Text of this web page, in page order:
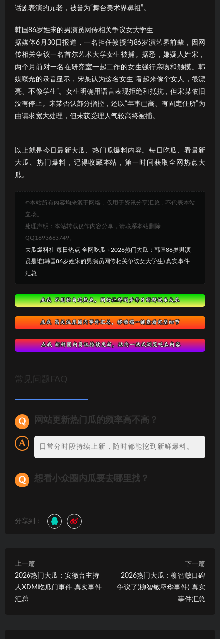
话剧表演的元老，被誉为“舞台美术界鼻祖”。
韩国86岁姓宋的男演员网传相关争议女大学生
据媒体6月30日报道，一名担任教授的86岁演艺界前辈，因网
传相关争议一名首尔艺术大学女生被捕。据悉，嫌疑人姓宋，
两个月前对一名在研究室一起工作的女生强行亲吻和触摸。韩
媒曝光的录音显示，宋某认为这名女生“看起来像个女人，很漂
亮、不像学生”。女生明确用语言表现拒绝和抵抗，但宋某依旧
没有停止。宋某否认部分指控，还以“年事已高、有固定住所”为
由请求宽大处理，但未获受理人气较高终被捕。
以上就是今日最新大瓜、热门瓜爆料内容。每日吃瓜、看最新
大瓜、热门爆料，记得收藏本站，第一时间获取全网热点大
瓜。
©本站所有内容均来源于网络，仅用于资讯分享汇总，不代表本站
立场。
处理声明：本站转载仅作内容分享，请联系本站删除
QQ1693663749。
大瓜爆料社-每日热点-全网吃瓜 » 2026热门大瓜：韩国86岁男演
员是谁(韩国86岁姓宋的男演员网传相关争议女大学生) 真实事件
汇总
常见问题FAQ
网站更新热门瓜的频率高不高？
日常分时段持续上新，随时都能挖到新鲜爆料。
想看小众圈内瓜要去哪里找？
分享到：
上一篇
2026热门大瓜：安徽台主持
人XDM吃瓜门事件 真实事件
汇总
下一篇
2026热门大瓜：柳智敏口碑
争议了(柳智敏辱华事件) 真实
事件汇总